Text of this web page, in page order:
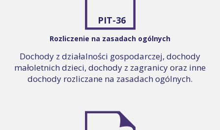
PIT-36
Rozliczenie na zasadach ogólnych
Dochody z działalności gospodarczej, dochody
małoletnich dzieci, dochody z zagranicy oraz inne
dochody rozliczane na zasadach ogólnych.